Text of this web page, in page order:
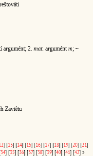
argumént; 2. mat. argumént m; ~
Zaviêtu
] [13] [14] [15] [16] [17] [18] [19] [20] [21]
34] [35] [36] [37] [38] [39] [40] [41] [42] »